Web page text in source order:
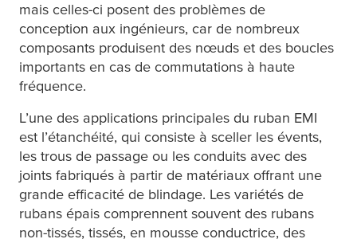
mais celles-ci posent des problèmes de
conception aux ingénieurs, car de nombreux
composants produisent des nœuds et des boucles
importants en cas de commutations à haute
fréquence.
L’une des applications principales du ruban EMI
est l’étanchéité, qui consiste à sceller les évents,
les trous de passage ou les conduits avec des
joints fabriqués à partir de matériaux offrant une
grande efficacité de blindage. Les variétés de
rubans épais comprennent souvent des rubans
non-tissés, tissés, en mousse conductrice, des